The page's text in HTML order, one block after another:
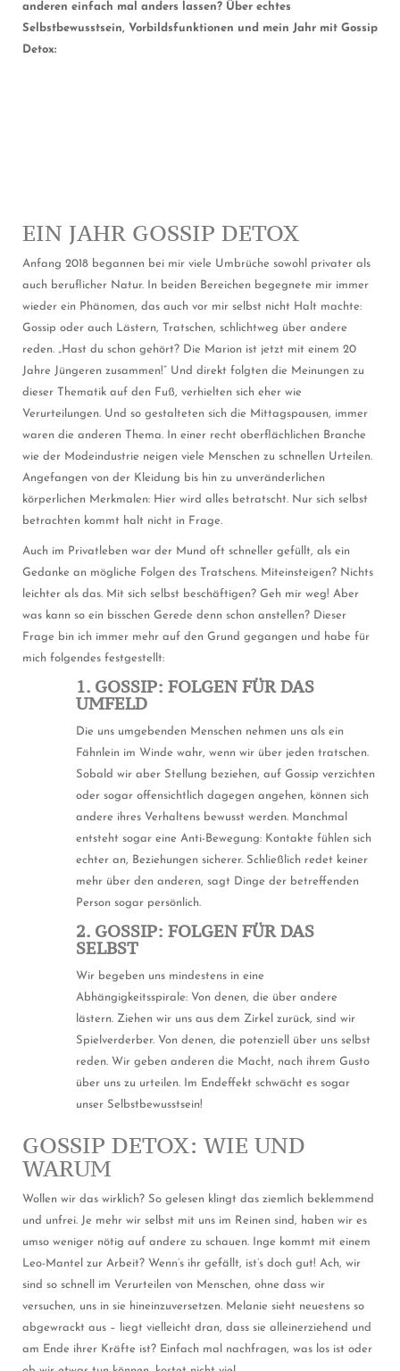
anderen einfach mal anders lassen? Über echtes
Selbstbewusstsein, Vorbildsfunktionen und mein Jahr mit Gossip
Detox:
EIN JAHR GOSSIP DETOX
Anfang 2018 begannen bei mir viele Umbrüche sowohl privater als
auch beruflicher Natur. In beiden Bereichen begegnete mir immer
wieder ein Phänomen, das auch vor mir selbst nicht Halt machte:
Gossip oder auch Lästern, Tratschen, schlichtweg über andere
reden. „Hast du schon gehört? Die Marion ist jetzt mit einem 20
Jahre Jüngeren zusammen!“ Und direkt folgten die Meinungen zu
dieser Thematik auf den Fuß, verhielten sich eher wie
Verurteilungen. Und so gestalteten sich die Mittagspausen, immer
waren die anderen Thema. In einer recht oberflächlichen Branche
wie der Modeindustrie neigen viele Menschen zu schnellen Urteilen.
Angefangen von der Kleidung bis hin zu unveränderlichen
körperlichen Merkmalen: Hier wird alles betratscht. Nur sich selbst
betrachten kommt halt nicht in Frage.
Auch im Privatleben war der Mund oft schneller gefüllt, als ein
Gedanke an mögliche Folgen des Tratschens. Miteinsteigen? Nichts
leichter als das. Mit sich selbst beschäftigen? Geh mir weg! Aber
was kann so ein bisschen Gerede denn schon anstellen? Dieser
Frage bin ich immer mehr auf den Grund gegangen und habe für
mich folgendes festgestellt:
1. GOSSIP: FOLGEN FÜR DAS
UMFELD
Die uns umgebenden Menschen nehmen uns als ein
Fähnlein im Winde wahr, wenn wir über jeden tratschen.
Sobald wir aber Stellung beziehen, auf Gossip verzichten
oder sogar offensichtlich dagegen angehen, können sich
andere ihres Verhaltens bewusst werden. Manchmal
entsteht sogar eine Anti-Bewegung: Kontakte fühlen sich
echter an, Beziehungen sicherer. Schließlich redet keiner
mehr über den anderen, sagt Dinge der betreffenden
Person sogar persönlich.
2. GOSSIP: FOLGEN FÜR DAS
SELBST
Wir begeben uns mindestens in eine
Abhängigkeitsspirale: Von denen, die über andere
lästern. Ziehen wir uns aus dem Zirkel zurück, sind wir
Spielverderber. Von denen, die potenziell über uns selbst
reden. Wir geben anderen die Macht, nach ihrem Gusto
über uns zu urteilen. Im Endeffekt schwächt es sogar
unser Selbstbewusstsein!
GOSSIP DETOX: WIE UND
WARUM
Wollen wir das wirklich? So gelesen klingt das ziemlich beklemmend
und unfrei. Je mehr wir selbst mit uns im Reinen sind, haben wir es
umso weniger nötig auf andere zu schauen. Inge kommt mit einem
Leo-Mantel zur Arbeit? Wenn’s ihr gefällt, ist’s doch gut! Ach, wir
sind so schnell im Verurteilen von Menschen, ohne dass wir
versuchen, uns in sie hineinzuversetzen. Melanie sieht neuestens so
abgewrackt aus – liegt vielleicht dran, dass sie alleinerziehend und
am Ende ihrer Kräfte ist? Einfach mal nachfragen, was los ist oder